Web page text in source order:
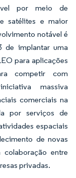
por meio de
satélites e maior
notável é
de implantar uma
para aplicações
competir com
massiva
comerciais na
por serviços de
espaciais
de novas
entre
privadas.